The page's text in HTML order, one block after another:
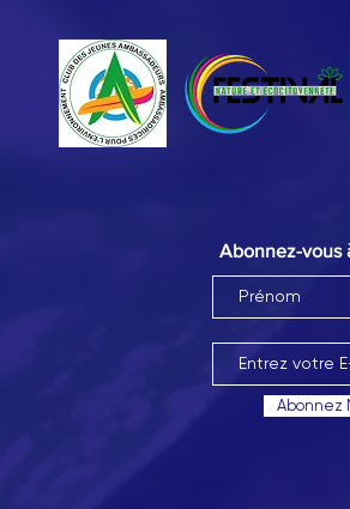
Abonnez-vous
Abonnez